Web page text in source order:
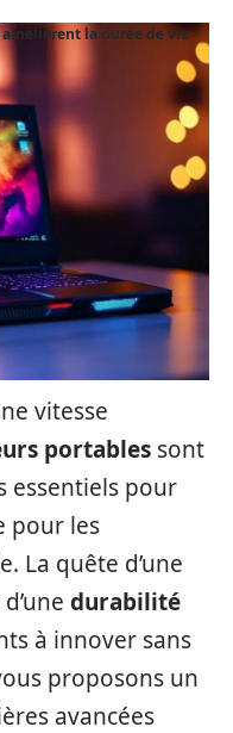
la durée de vie
vitesse
portables sont
essentiels pour
pour les
La quête d’une
durabilité
à innover sans
proposons un
avancées